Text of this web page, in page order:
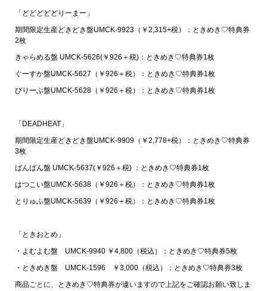
「どどどどどりーまー」
期間限定生産どきどき盤UMCK-9923（￥2,315+税）：ときめき♡特典券
2枚
きゃらめる盤 UMCK-5626(￥926＋税)：ときめき♡特典券1枚
ぐーすか盤UMCK-5627（￥926＋税）：ときめき♡特典券1枚
びりーぶ盤UMCK-5628（￥926＋税）：ときめき♡特典券1枚
「DEADHEAT」
期間限定生産どきどき盤UMCK-9909（￥2,778+税）：ときめき♡特典券
3枚
ばんばん盤 UMCK-5637(￥926＋税) ：ときめき♡特典券1枚
はつこい盤UMCK-5638（￥926＋税）：ときめき♡特典券1枚
とりゅふ盤UMCK-5639（￥926＋税）：ときめき♡特典券1枚
「ときおとめ」
・よむよむ盤 UMCK-9940 ￥4,800（税込）：ときめき♡特典券5枚
・ときめき盤 UMCK-1596 ￥3,000（税込）：ときめき♡特典券3枚
商品ごとに、ときめき♡特典券が違いますので上記をご確認お願い致しま